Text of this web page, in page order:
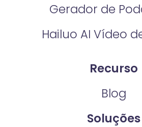
Gerador de
Hailuo AI Vídeo
Recurso
Blog
Soluções